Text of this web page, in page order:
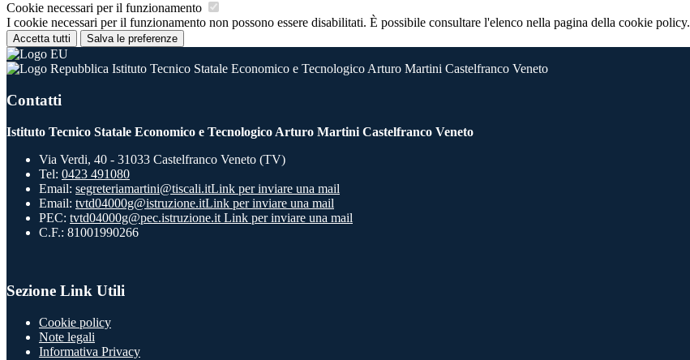
Cookie necessari per il funzionamento
I cookie necessari per il funzionamento non possono essere disabilitati. È possibile consultare l'elenco nella pagina della cookie policy.
Accetta tutti Salva le preferenze
Istituto Tecnico Statale Economico e Tecnologico Arturo Martini Castelfranco Veneto
Contatti
Istituto Tecnico Statale Economico e Tecnologico Arturo Martini Castelfranco Veneto
Via Verdi, 40 - 31033 Castelfranco Veneto (TV)
Tel: 0423 491080
Email: segreteriamartini@tiscali.itLink per inviare una mail
Email: tvtd04000g@istruzione.itLink per inviare una mail
PEC: tvtd04000g@pec.istruzione.it Link per inviare una mail
C.F.: 81001990266
Sezione Link Utili
Cookie policy
Note legali
Informativa Privacy